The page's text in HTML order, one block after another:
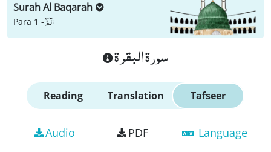
Surah Al Baqarah
Para 1 -الٓمّٓ
سورة البقرة
Reading Translation Tafseer
Audio PDF Language